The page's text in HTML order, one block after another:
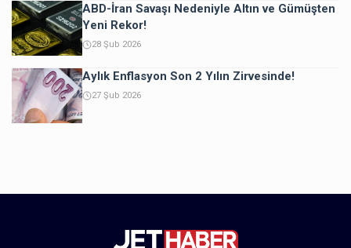
ABD-İran Savaşı Nedeniyle Altın ve Gümüşten
Yeni Rekor!
28 Şub 2026
Aylık Enflasyon Son 2 Yılın Zirvesinde!
27 Şub 2026